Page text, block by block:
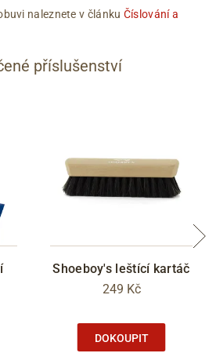
naleznete v článku Číslování a
příslušenství
Shoeboy's leštící kartáč
249 Kč
DOKOUPIT